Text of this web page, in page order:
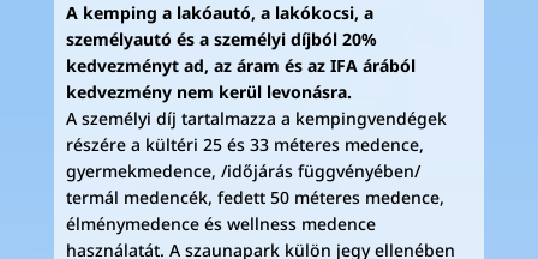
A kemping a lakóautó, a lakókocsi, a
személyautó és a személyi díjból 20%
kedvezményt ad, az áram és az IFA árából
kedvezmény nem kerül levonásra.
A személyi díj tartalmazza a kempingvendégek
részére a kültéri 25 és 33 méteres medence,
gyermekmedence, /időjárás függvényében/
termál medencék, fedett 50 méteres medence,
élménymedence és wellness medence
használatát. A szaunapark külön jegy ellenében